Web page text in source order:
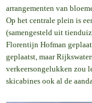
arrangementen van
Op het centrale plein is
(samengesteld uit
Florentijn Hofman
geplaatst, maar
verkeersongelukken zou
skicabines ook al de